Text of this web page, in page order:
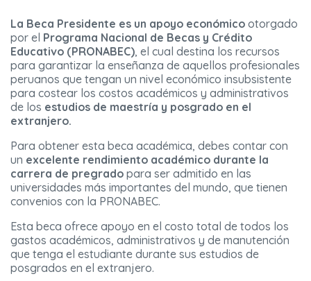
La Beca Presidente es un apoyo económico otorgado
por el Programa Nacional de Becas y Crédito
Educativo (PRONABEC), el cual destina los recursos
para garantizar la enseñanza de aquellos profesionales
peruanos que tengan un nivel económico insubsistente
para costear los costos académicos y administrativos
de los estudios de maestría y posgrado en el
extranjero.
Para obtener esta beca académica, debes contar con
un excelente rendimiento académico durante la
carrera de pregrado para ser admitido en las
universidades más importantes del mundo, que tienen
convenios con la PRONABEC.
Esta beca ofrece apoyo en el costo total de todos los
gastos académicos, administrativos y de manutención
que tenga el estudiante durante sus estudios de
posgrados en el extranjero.